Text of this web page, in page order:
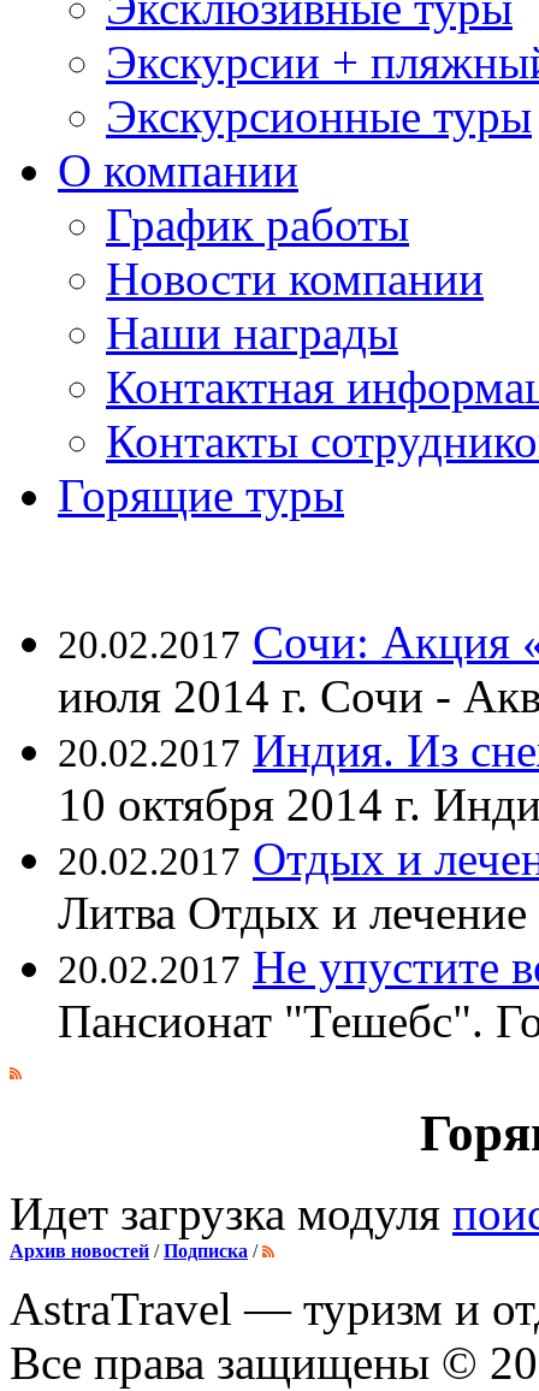
Экскурсии +
Экскурсионные туры
О компании
График работы
Новости компании
Наши награды
Контактная
Контакты
Горящие туры
20.02.2017 Сочи: Акция
июля 2014 г. Сочи -
20.02.2017 Индия. Из
10 октября 2014 г.
20.02.2017 Отдых и
Литва Отдых и лечение
20.02.2017 Не упустите
Пансионат "Тешебс".
Идет загрузка модуля
Архив новостей /Подписка /
AstraTravel — туризм и
Все права защищены ©